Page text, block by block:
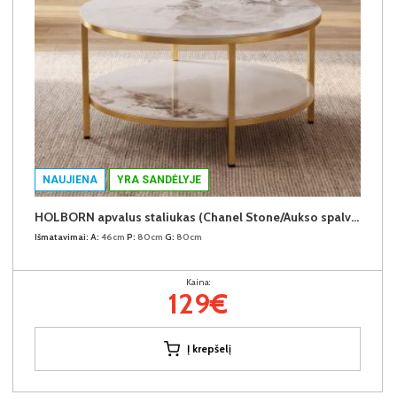
NAUJIENA YRA SANDĖLYJE
HOLBORN apvalus staliukas (Chanel Stone/Aukso spalvos kojos)
Išmatavimai: A: 46cm P: 80cm G: 80cm
Kaina:
129€
Į krepšelį